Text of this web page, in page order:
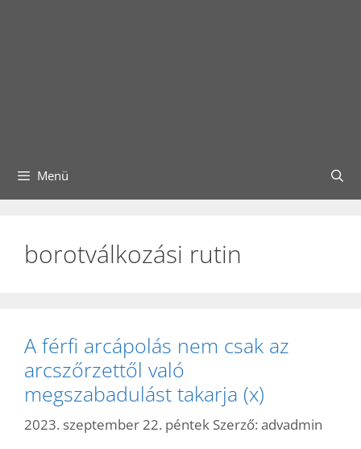
Menü
borotválkozási rutin
A férfi arcápolás nem csak az
arcszőrzettől való
megszabadulást takarja (x)
2023. szeptember 22. péntek Szerző: advadmin